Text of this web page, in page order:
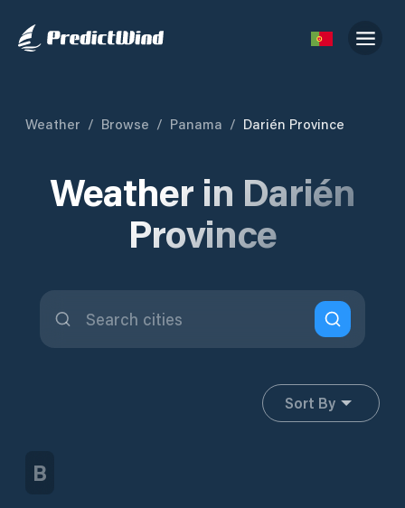
Weather / Browse / Panama / Darién Province
Weather in Darién
Province
Sort By
B